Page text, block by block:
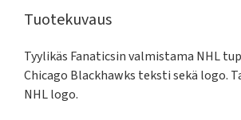
Tuotekuvaus
Tyylikäs Fanaticsin valmistama NHL
Chicago Blackhawks teksti sekä logo.
NHL logo.